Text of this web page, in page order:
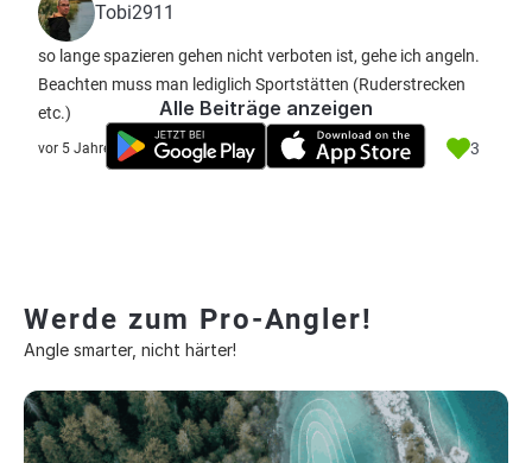
Tobi2911
so lange spazieren gehen nicht verboten ist, gehe ich angeln.
Beachten muss man lediglich Sportstätten (Ruderstrecken
etc.)
vor 5 Jahre 3
Alle Beiträge anzeigen
Werde zum Pro-Angler!
Angle smarter, nicht härter!